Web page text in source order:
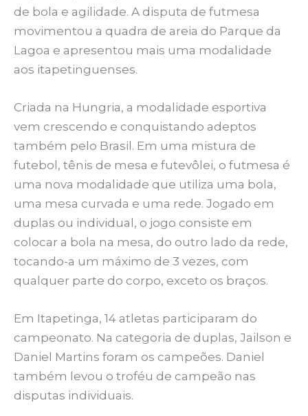
de bola e agilidade. A disputa de futmesa
movimentou a quadra de areia do Parque da
Lagoa e apresentou mais uma modalidade
aos itapetinguenses.
Criada na Hungria, a modalidade esportiva
vem crescendo e conquistando adeptos
também pelo Brasil. Em uma mistura de
futebol, tênis de mesa e futevôlei, o futmesa é
uma nova modalidade que utiliza uma bola,
uma mesa curvada e uma rede. Jogado em
duplas ou individual, o jogo consiste em
colocar a bola na mesa, do outro lado da rede,
tocando-a um máximo de 3 vezes, com
qualquer parte do corpo, exceto os braços.
Em Itapetinga, 14 atletas participaram do
campeonato. Na categoria de duplas, Jailson e
Daniel Martins foram os campeões. Daniel
também levou o troféu de campeão nas
disputas individuais.